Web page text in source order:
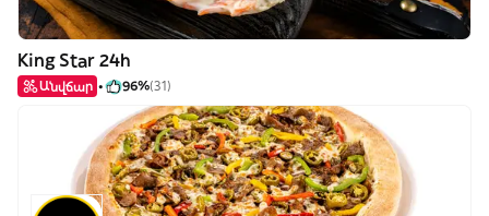
King Star 24h
Անվճար 96%(31)